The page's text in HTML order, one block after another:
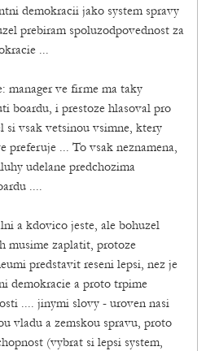
demokracii jako system spravy
prebiram spoluzodpovednost za
...
manager ve firme ma taky
boardu, i prestoze hlasoval pro
vsak vetsinou vsimne, ktery
preferuje ... To vsak neznamena,
udelane predchozima
....
a kdovico jeste, ale bohuzel
musime zaplatit, protoze
predstavit reseni lepsi, nez je
demokracie a proto trpime
.... jinymi slovy - uroven nasi
vladu a zemskou spravu, proto
(vybrat si lepsi system,